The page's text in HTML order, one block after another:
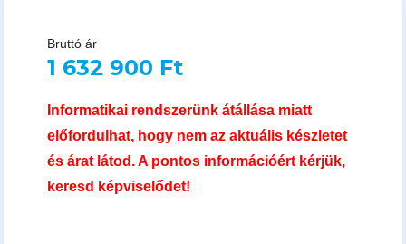
Bruttó ár
1 632 900 Ft
Informatikai rendszerünk átállása miatt
előfordulhat, hogy nem az aktuális készletet
és árat látod. A pontos információért kérjük,
keresd képviselődet!